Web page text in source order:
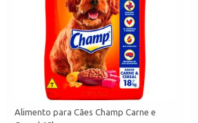
Alimento para Cães Champ Carne e